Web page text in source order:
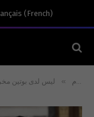
(French)
شفّاف اليوم » ليس لدى بوتين